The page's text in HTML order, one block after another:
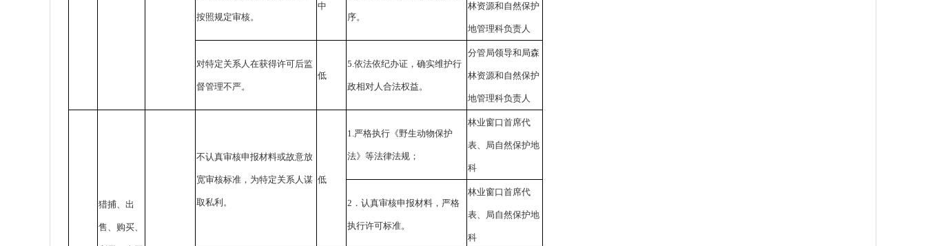
按照规定审核。
中
序。
林资源和自然保护
地管理科负责人
对特定关系人在获得许可后监
督管理不严。
低
5.依法依纪办证，确实维护行
政相对人合法权益。
分管局领导和局森
林资源和自然保护
地管理科负责人
猎捕、出
售、购买、
不认真审核申报材料或故意放
宽审核标准，为特定关系人谋
取私利。
低
1.严格执行《野生动物保护
法》等法律法规；
林业窗口首席代
表、局自然保护地
科
2．认真审核申报材料，严格
执行许可标准。
林业窗口首席代
表、局自然保护地
科